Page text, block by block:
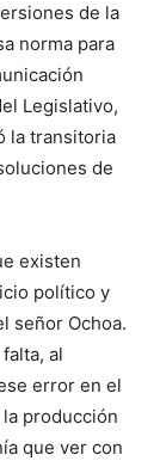
de la
norma para
Legislativo,
la transitoria
de
existen
político y
señor Ochoa.
al
error en el
la producción
que ver con